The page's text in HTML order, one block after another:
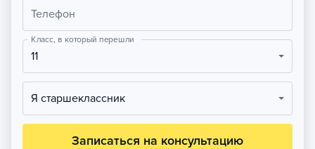
Телефон
Класс, в который перешли
11
Я старшеклассник
Записаться на консультацию